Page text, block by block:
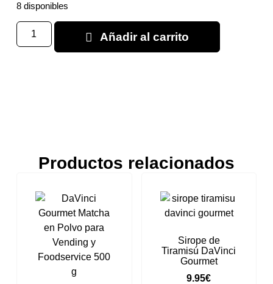
8 disponibles
Añadir al carrito
Productos relacionados
Sirope de
Tiramisú DaVinci
Gourmet
9.95€